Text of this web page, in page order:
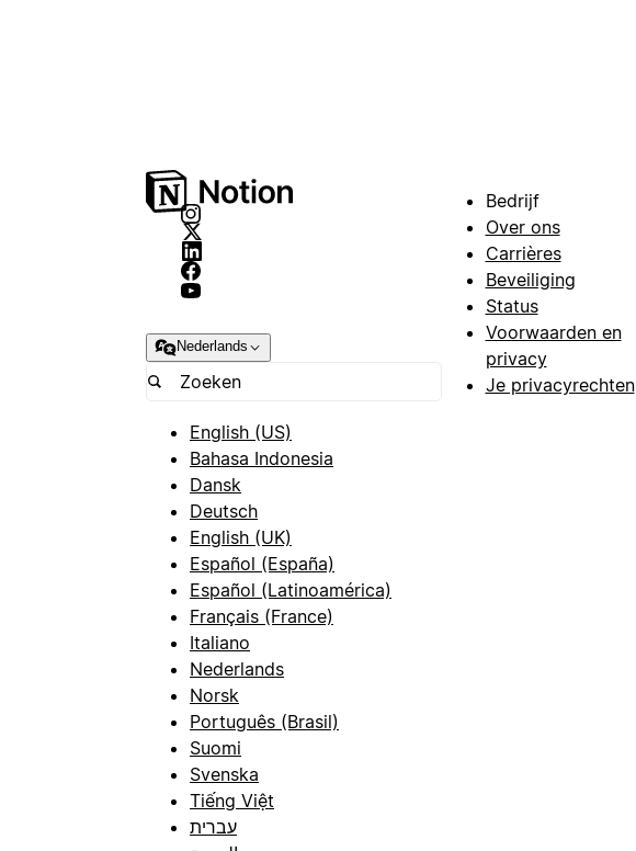
Nederlands
English (US)
Bahasa Indonesia
Dansk
Deutsch
English (UK)
Español (España)
Español (Latinoamérica)
Français (France)
Italiano
Nederlands
Norsk
Português (Brasil)
Suomi
Svenska
Tiếng Việt
עברית
Bedrijf
Over ons
Carrières
Beveiliging
Status
Voorwaarden en
privacy
Je privacyrechten